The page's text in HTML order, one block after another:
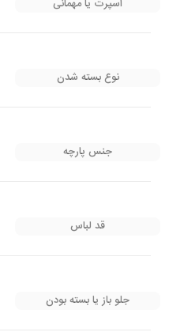
اسپرت یا مهمانی
نوع بسته شدن
جنس پارچه
قد لباس
جلو باز یا بسته بودن